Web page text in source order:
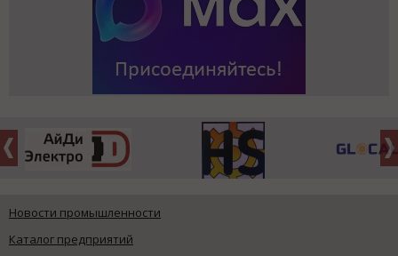
Новости промышленности
Каталог предприятий